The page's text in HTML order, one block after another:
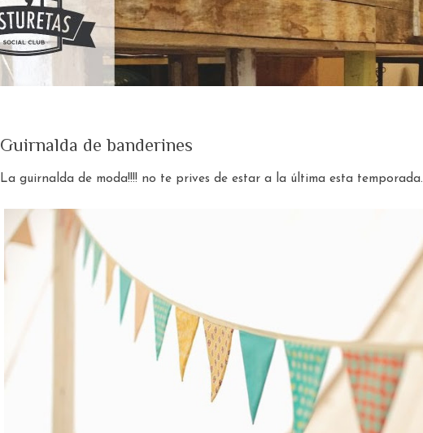
Guirnalda de banderines
La guirnalda de moda!!!! no te prives de estar a la última esta temporada.